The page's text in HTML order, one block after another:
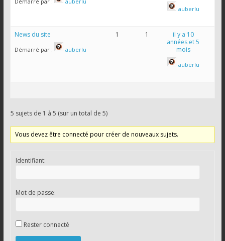
auberlu
News du site
Démarré par : auberlu
1 1
il y a 10
années et 5
mois
auberlu
5 sujets de 1 à 5 (sur un total de 5)
Vous devez être connecté pour créer de nouveaux sujets.
Identifiant:
Mot de passe:
Rester connecté